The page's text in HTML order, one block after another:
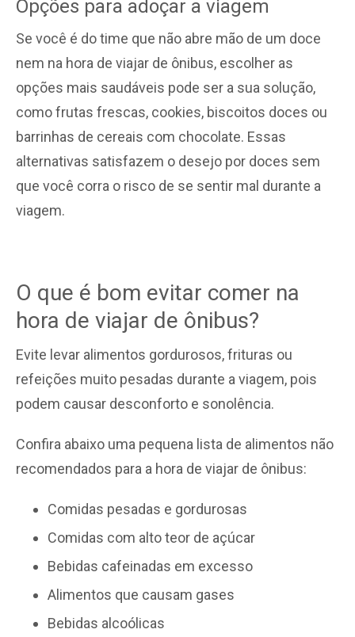
Opções para adoçar a viagem
Se você é do time que não abre mão de um doce
nem na hora de viajar de ônibus, escolher as
opções mais saudáveis pode ser a sua solução,
como frutas frescas, cookies, biscoitos doces ou
barrinhas de cereais com chocolate. Essas
alternativas satisfazem o desejo por doces sem
que você corra o risco de se sentir mal durante a
viagem.
O que é bom evitar comer na
hora de viajar de ônibus?
Evite levar alimentos gordurosos, frituras ou
refeições muito pesadas durante a viagem, pois
podem causar desconforto e sonolência.
Confira abaixo uma pequena lista de alimentos não
recomendados para a hora de viajar de ônibus:
Comidas pesadas e gordurosas
Comidas com alto teor de açúcar
Bebidas cafeinadas em excesso
Alimentos que causam gases
Bebidas alcoólicas